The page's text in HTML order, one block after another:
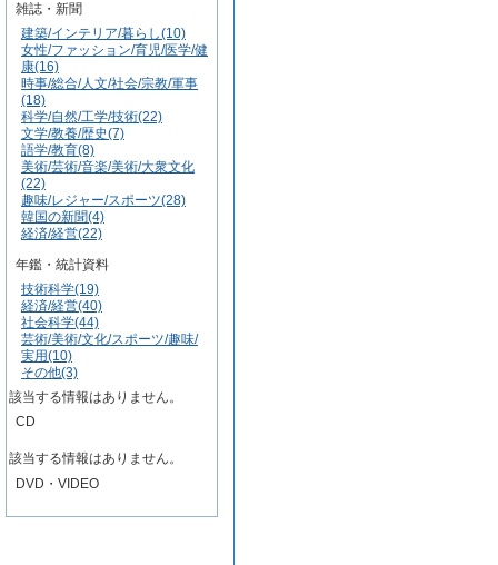
雑誌・新聞
建築/インテリア/暮らし(10)
女性/ファッション/育児/医学/健
康(16)
時事/総合/人文/社会/宗教/軍事
(18)
科学/自然/工学/技術(22)
文学/教養/歴史(7)
語学/教育(8)
美術/芸術/音楽/美術/大衆文化
(22)
趣味/レジャー/スポーツ(28)
韓国の新聞(4)
経済/経営(22)
年鑑・統計資料
技術科学(19)
経済/経営(40)
社会科学(44)
芸術/美術/文化/スポーツ/趣味/
実用(10)
その他(3)
該当する情報はありません。
CD
該当する情報はありません。
DVD・VIDEO